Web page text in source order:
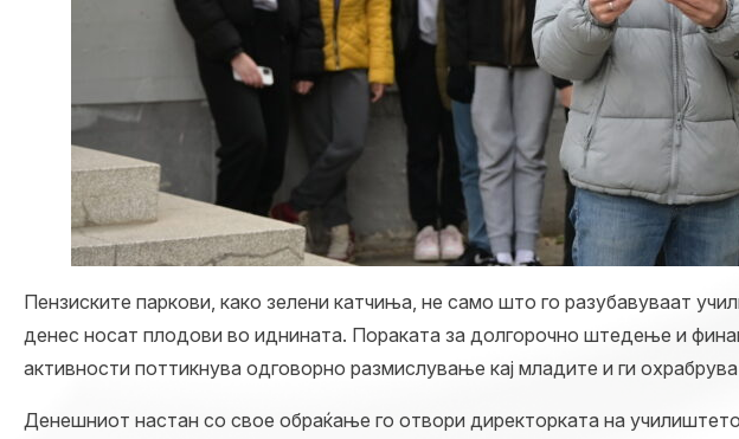
Пензиските паркови, како зелени катчиња, не само што го разубавуваат
денес носат плодови во иднината. Пораката за долгорочно штедење и
активности поттикнува одговорно размислување кај младите и ги
Денешниот настан со свое обраќање го отвори директорката на